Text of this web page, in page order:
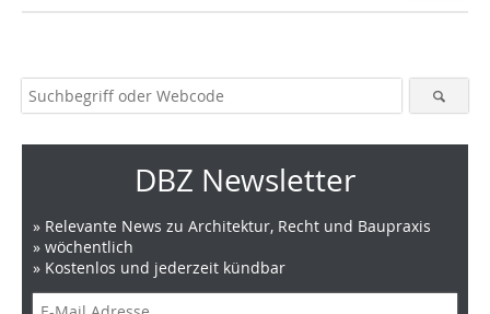
DBZ Newsletter
» Relevante News zu Architektur, Recht und Baupraxis
» wöchentlich
» Kostenlos und jederzeit kündbar